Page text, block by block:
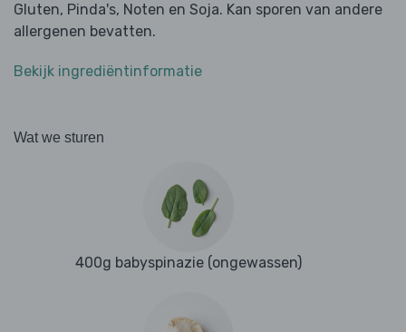
Gluten, Pinda's, Noten en Soja. Kan sporen van andere
allergenen bevatten.
Bekijk ingrediëntinformatie
Wat we sturen
400g babyspinazie (ongewassen)